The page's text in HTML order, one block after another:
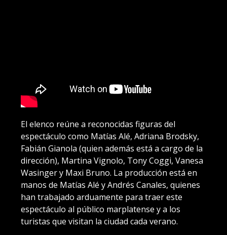
El elenco reúne a reconocidas figuras del
espectáculo como Matías Alé, Adriana Brodsky,
Fabián Gianola (quien además está a cargo de la
dirección), Martina Vignolo, Tony Coggi, Vanesa
Wasinger y Maxi Bruno. La producción está en
manos de Matías Alé y Andrés Canales, quienes
han trabajado arduamente para traer este
espectáculo al público marplatense y a los
turistas que visitan la ciudad cada verano.